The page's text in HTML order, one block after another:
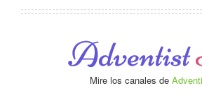
Mire los canales de